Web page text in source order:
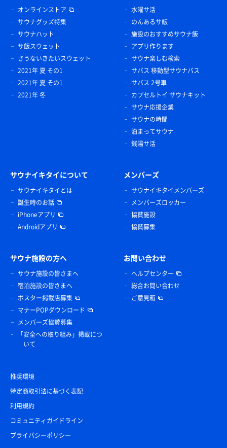
オンラインストア
サウナグッズ特集
サウナハット
サ飯スウェット
さうないきたいスウェット
2021年 夏 その1
2021年 夏 その1
2021年 冬
水曜サ活
のんあるサ飯
施設のおすすめサウナ飯
アプリ作ります
サウナ楽しむ検索
サバス 移動型サウナバス
サバス 2号車
カプセルトイ サウナキット
サウナ応援企業
サウナの時間
泊まってサウナ
銭湯サ活
サウナイキタイについて
サウナイキタイとは
誕生時のお話
iPhoneアプリ
Androidアプリ
メンバーズ
サウナイキタイメンバーズ
メンバーズロッカー
協賛施設
協賛募集
サウナ施設の方へ
サウナ施設の皆さまへ
宿泊施設の皆さまへ
ポスター掲載店募集
マナーPOPダウンロード
メンバーズ協賛募集
「安全への取り組み」掲載につ
いて
お問い合わせ
ヘルプセンター
総合お問い合わせ
ご意見箱
推奨環境
特定商取引法に基づく表記
利用規約
コミュニティガイドライン
プライバシーポリシー